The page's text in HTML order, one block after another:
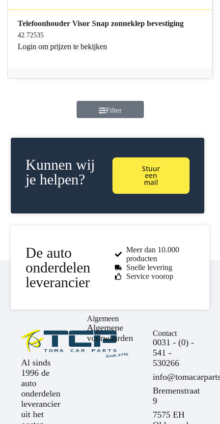
Telefoonhouder Visor Snap zonneklep bevestiging
42.72535
Login om prijzen te bekijken
Filter
Kunnen wij
je helpen?
Stuur
een
mail
De auto
onderdelen
leverancier
Meer dan 10.000
producten
Snelle levering
Service voorop
Al sinds
1996 de
auto
onderdelen
leverancier
uit het
Algemeen
Algemene
voorwaarden
Contact
0031 - (0) -
541 -
530266
Bremenstraat
9
7575 EH